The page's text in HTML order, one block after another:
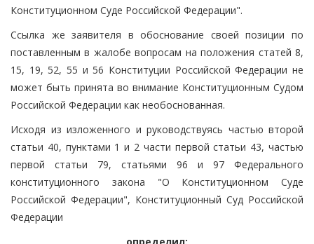
Конституционном Суде Российской Федерации".
Ссылка же заявителя в обоснование своей позиции по
поставленным в жалобе вопросам на положения статей 8,
15, 19, 52, 55 и 56 Конституции Российской Федерации не
может быть принята во внимание Конституционным Судом
Российской Федерации как необоснованная.
Исходя из изложенного и руководствуясь частью второй
статьи 40, пунктами 1 и 2 части первой статьи 43, частью
первой статьи 79, статьями 96 и 97 Федерального
конституционного закона "О Конституционном Суде
Российской Федерации", Конституционный Суд Российской
Федерации